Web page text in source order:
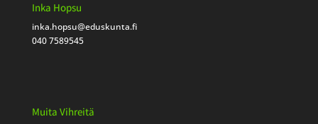
Inka Hopsu
inka.hopsu@eduskunta.fi
040 7589545
Muita Vihreitä